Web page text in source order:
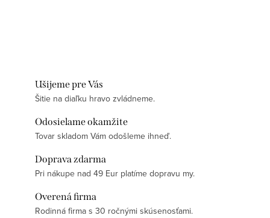
Ušijeme pre Vás
Šitie na diaľku hravo zvládneme.
Odosielame okamžite
Tovar skladom Vám odošleme ihneď.
Doprava zdarma
Pri nákupe nad 49 Eur platíme dopravu my.
Overená firma
Rodinná firma s 30 ročnými skúsenosťami.